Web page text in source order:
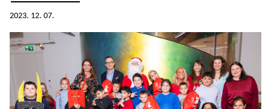
2023. 12. 07.